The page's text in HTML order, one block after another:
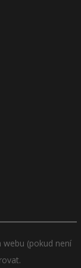
(pokud není